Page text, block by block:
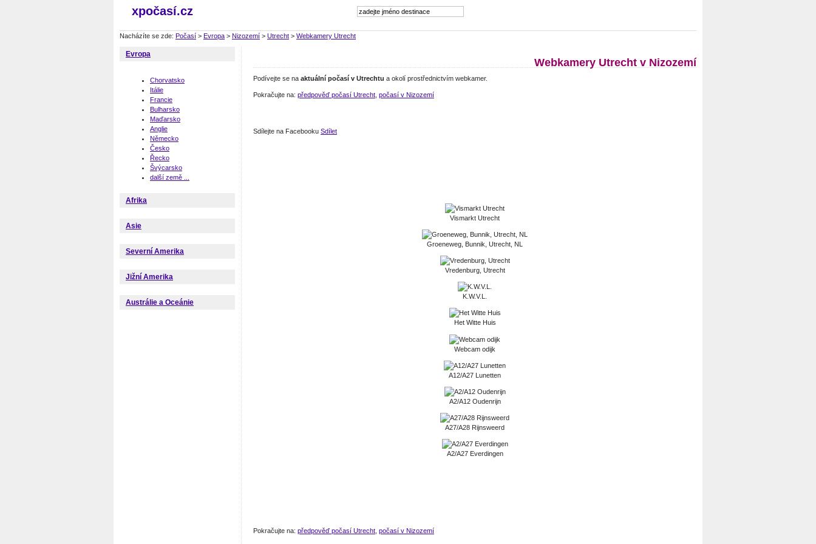
xpočasí.cz
Nacházíte se zde: Počasí > Evropa > Nizozemí > Utrecht > Webkamery Utrecht
Evropa
Chorvatsko
Itálie
Francie
Bulharsko
Maďarsko
Anglie
Německo
Česko
Řecko
Švýcarsko
další země ...
Afrika
Asie
Severní Amerika
Jižní Amerika
Austrálie a Oceánie
Webkamery Utrecht v Nizozemí
Podívejte se na aktuální počasí v Utrechtu a okolí prostřednictvím webkamer.
Pokračujte na: předpověď počasí Utrecht počasí v Nizozemí
Sdílejte na Facebooku Sdílet
Vismarkt Utrecht
Groeneweg, Bunnik, Utrecht, NL
Vredenburg, Utrecht
K.W.V.L.
Het Witte Huis
Webcam odijk
A12/A27 Lunetten
A2/A12 Oudenrijn
A27/A28 Rijnsweerd
A2/A27 Everdingen
Pokračujte na: předpověď počasí Utrecht počasí v Nizozemí